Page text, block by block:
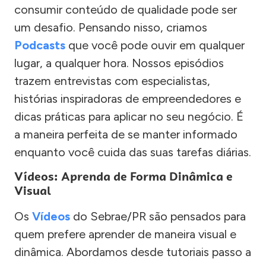
consumir conteúdo de qualidade pode ser
um desafio. Pensando nisso, criamos
Podcasts que você pode ouvir em qualquer
lugar, a qualquer hora. Nossos episódios
trazem entrevistas com especialistas,
histórias inspiradoras de empreendedores e
dicas práticas para aplicar no seu negócio. É
a maneira perfeita de se manter informado
enquanto você cuida das suas tarefas diárias.
Vídeos: Aprenda de Forma Dinâmica e
Visual
Os Vídeos do Sebrae/PR são pensados para
quem prefere aprender de maneira visual e
dinâmica. Abordamos desde tutoriais passo a